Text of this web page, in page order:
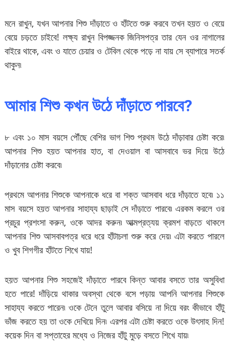
মনে রাখুন, যখন আপনার শিশু দাঁড়াতে ও হাঁটতে শুরু করবে তখন হয়ত ও বেয়ে
বেয়ে চড়তে চাইবে! লক্ষ্য রাখুন বিপজ্জনক জিনিসপত্র তার যেন ওর নাগালের
বাইরে থাকে, এবং ও যাতে চেয়ার ও টেবিল থেকে পড়ে না যায় সে ব্যাপারে সতর্ক
থাকুন৷
আমার শিশু কখন উঠে দাঁড়াতে পারবে?
৮ এবং ১০ মাস বয়সে পৌঁছে বেশির ভাগ শিশু প্রথম উঠে দাঁড়াবার চেষ্টা করে৷
আপনার শিশু হয়ত আপনার হাত, বা দেওয়াল বা আসবাবে ভর দিয়ে উঠে
দাঁড়ানোর চেষ্টা করবে৷
প্রথমে আপনার শিশুকে আপনাকে ধরে বা শক্ত আসবাব ধরে দাঁড়াতে হবে৷ ১১
মাস বয়সে হয়ত আপনার সাহায্য ছাড়াই সে দাঁড়াতে পারবে৷ এরকম করলে ওর
প্রচুর প্রশংসা করুন, ওকে আদর করুন৷ আত্মপ্রত্যয় ক্রমশ বাড়তে থাকলে
আপনার শিশু আসবাবপত্র ধরে ধরে হাঁটাচলা শুরু করে দেয়৷ এটা করতে পারলে
ও খুব শিগগীর হাঁটতে শিখে যায়!
হয়ত আপনার শিশু সহজেই দাঁড়াতে পারবে কিন্ত আবার বসতে তার অসুবিধা
হতে পারে! দাঁড়িয়ে থাকার অবস্থা থেকে বসে পড়ায় আপনি আপনার শিশুকে
সাহায্য করতে পারেন৷ ওকে টেনে তুলে আবার বসিয়ে না দিয়ে বরং কীভাবে হাঁটু
ভাঁজ করতে হয় তা ওকে দেখিয়ে দিন৷ এরপর এটা চেষ্টা করতে ওকে উৎসাহ দিন!
কয়েক দিন বা সপ্তাহের মধ্যে ও নিজের হাঁটু মুড়ে বসতে শিখে যায়৷